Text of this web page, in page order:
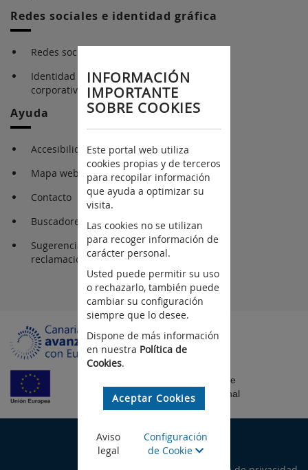
Redes sociales e identidad gráfica
Redes sociales
Identidad gráfica
corporativa
Ayuda
Accesibilidad
Mapa web
Contacto
Buscadores
Sugerencia y
reclamaciones
Fondo Europeo de
Desarrollo Regional
©Gobierno de Canarias
INFORMACIÓN
IMPORTANTE
SOBRE COOKIES
Este portal web utiliza
cookies propias y de terceros
para recopilar información
que ayuda a optimizar su
visita.
Las cookies no se utilizan
para recoger información de
carácter personal.
Usted puede permitir su uso
o rechazarlo, también puede
cambiar su configuración
siempre que lo desee.
Dispone de más información
en nuestra Política de
Cookies.
Aceptar Cookies
Aviso
legal
Configuración
de Cookie